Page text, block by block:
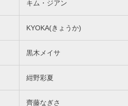
キム・ジアン
KYOKA(きょうか)
黒木メイサ
紺野彩夏
齊藤なぎさ